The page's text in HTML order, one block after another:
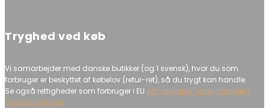
Tryghed ved køb
Vi samarbejder med danske butikker (og 1 svensk), hvor du som
forbruger er beskyttet af købelov (retur-ret), så du trygt kan handle.
Se også rettigheder som forbruger i EU når du køber varer i butikker i
andre EU-lande